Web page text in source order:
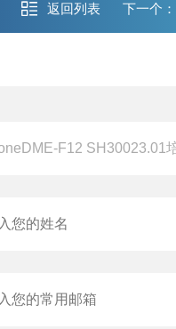
返回列表 下一个：